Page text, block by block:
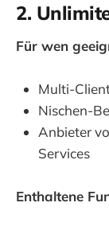
2.
Für wen
Multi-
Nischen-
Anbieter
Services
Enthaltene